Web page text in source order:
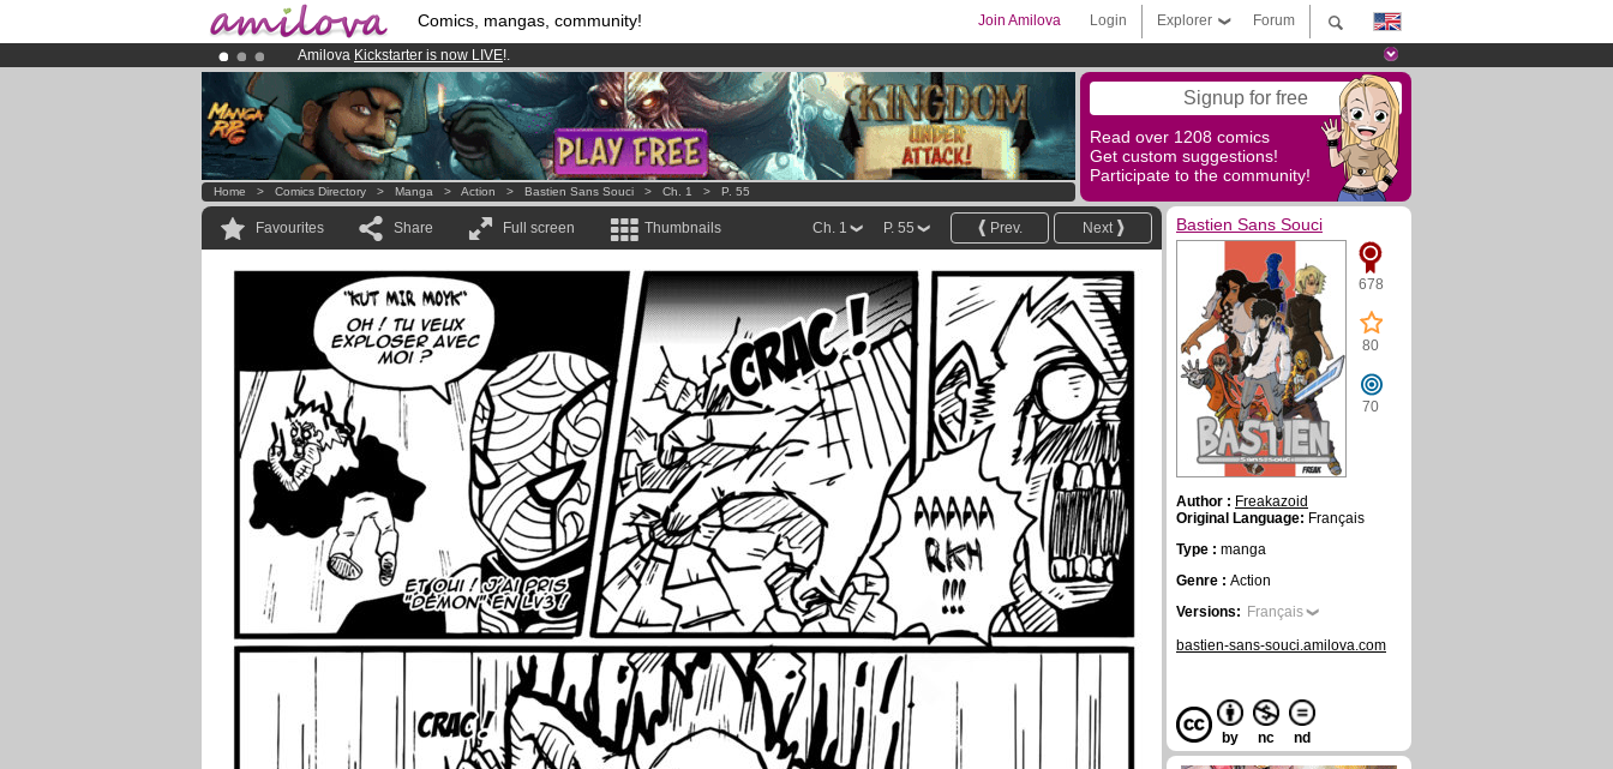
Comics, mangas, community! Forum
Explorer
Login
Join Amilova
Amilova Kickstarter is now LIVE!.
Already 100000membersand 1000comics & mangas!.
Premium membership from3.95 euros per month !Get membership now Signup for free
Read over 1208 comics
Get custom suggestions!
Participate to the community!
Home > Comics Directory > Manga > Action > Bastien Sans Souci > Ch. 1 > P. 55
Favourites Share Full screen Thumbnails Next
Prev.
P. 55
Ch. 1 Bastien Sans Souci
678
80
70
Author : Freakazoid
Original Language: Français
Type : manga
Genre : Action
Versions: Français
bastien-sans-souci.amilova.com
by nc nd